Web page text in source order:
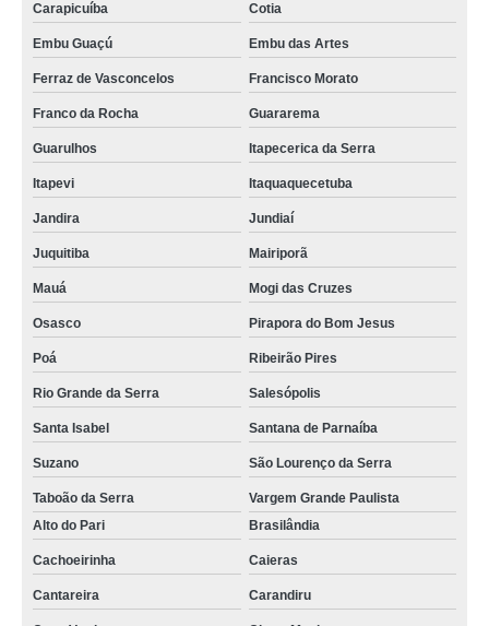
Carapicuíba Cotia
Embu Guaçú Embu das Artes
Ferraz de Vasconcelos Francisco Morato
Franco da Rocha Guararema
Guarulhos Itapecerica da Serra
Itapevi Itaquaquecetuba
Jandira Jundiaí
Juquitiba Mairiporã
Mauá Mogi das Cruzes
Osasco Pirapora do Bom Jesus
Poá Ribeirão Pires
Rio Grande da Serra Salesópolis
Santa Isabel Santana de Parnaíba
Suzano São Lourenço da Serra
Taboão da Serra
Vargem Grande Paulista
Alto do Pari
Brasilândia
Cachoeirinha Caieras
Cantareira Carandiru